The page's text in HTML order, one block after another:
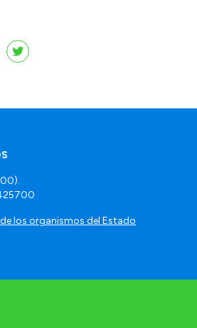
de los organismos del Estado